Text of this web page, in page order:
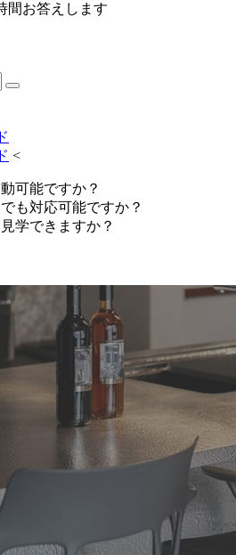
間お答えします
<
可能ですか？
も対応可能ですか？
学できますか？